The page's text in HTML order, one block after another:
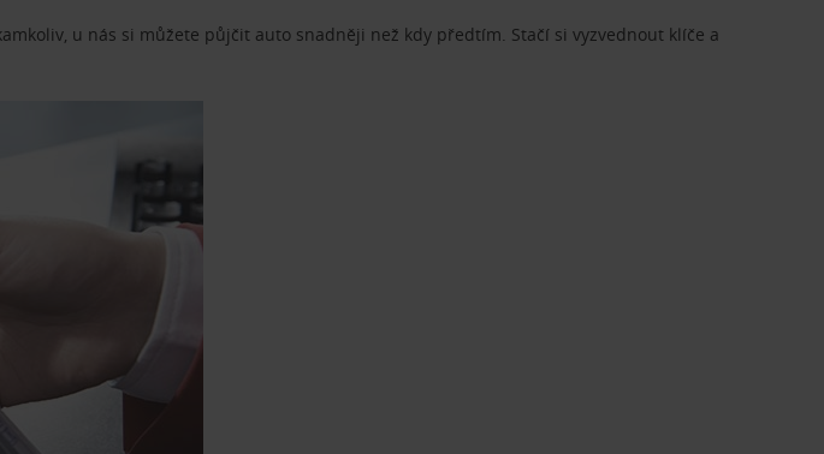
u nás si můžete půjčit auto snadněji než kdy předtím. Stačí si vyzvednout klíče a